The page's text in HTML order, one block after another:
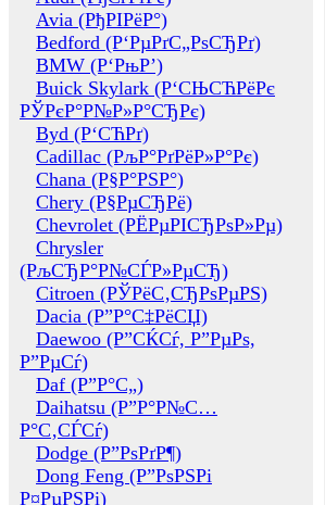
Avia (РђРІРёР°)
Bedford (Р‘РµРґС„РѕСЂРґ)
BMW (Р‘РњР’)
Buick Skylark (Р‘СЊСЋРёРє
РЎРєР°Р№Р»Р°СЂРє)
Byd (Р‘СЋРґ)
Cadillac (РљР°РґРёР»Р°Рє)
Chana (Р§Р°РЅР°)
Chery (Р§РµСЂРё)
Chevrolet (РЁРµРІСЂРѕР»Рµ)
Chrysler
(РљСЂР°Р№СЃР»РµСЂ)
Citroen (РЎРёС‚СЂРѕРµРЅ)
Dacia (Р”Р°С‡РёСЏ)
Daewoo (Р”СЌСѓ, Р”РµРѕ,
Р”РµСѓ)
Daf (Р”Р°С„)
Daihatsu (Р”Р°Р№С…
Р°С‚СЃСѓ)
Dodge (Р”РѕРґР¶)
Dong Feng (Р”РѕРЅРі
Р¤РµРЅРі)